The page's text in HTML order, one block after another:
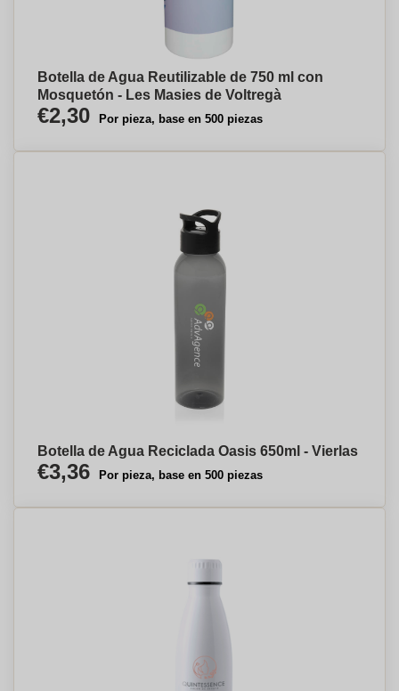
Botella de Agua Reutilizable de 750 ml con
Mosquetón - Les Masies de Voltregà
€2,30 Por pieza, base en 500 piezas
Botella de Agua Reciclada Oasis 650ml - Vierlas
€3,36 Por pieza, base en 500 piezas